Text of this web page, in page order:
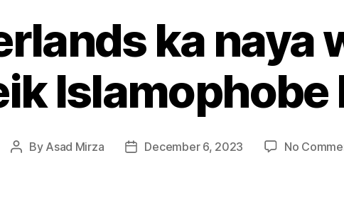
ka naya
Islamophobe
Post
By Asad Mirza
PostDecember 6, 2023 No